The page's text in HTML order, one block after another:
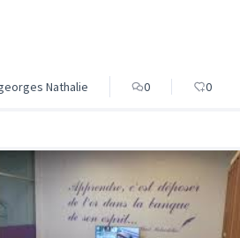
Nathalie 0 0